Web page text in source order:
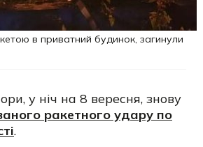
в приватний будинок, загинули
у ніч на 8 вересня, знову
ракетного удару по
.